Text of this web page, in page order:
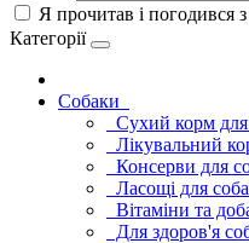
Я прочитав і погодився з
Категорії
Cобаки
Сухий корм для
Лікувальний
Консерви для
Ласощі для
Вітаміни та
Для здоров'я